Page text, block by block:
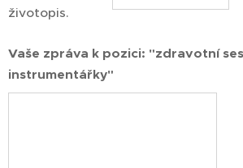
životopis.
Vaše zpráva k pozici: "zdravotní
instrumentářky"